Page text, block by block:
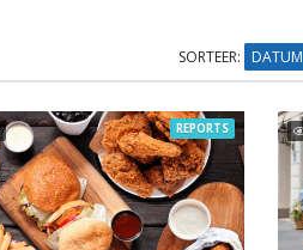
SORTEER: DATUM
REPORTS